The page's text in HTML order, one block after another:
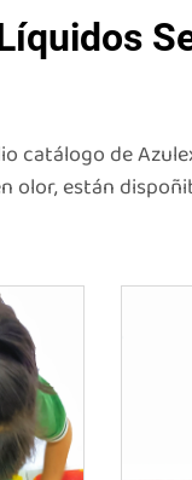
catálogo de
olor, están